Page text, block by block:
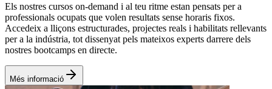
Els nostres cursos on‑demand i al teu ritme estan pensats per a
professionals ocupats que volen resultats sense horaris fixos.
Accedeix a lliçons estructurades, projectes reals i habilitats rellevants
per a la indústria, tot dissenyat pels mateixos experts darrere dels
nostres bootcamps en directe.
Més informació